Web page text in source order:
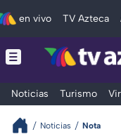
en vivo TV Azteca
Noticias Turismo
Noticias Nota